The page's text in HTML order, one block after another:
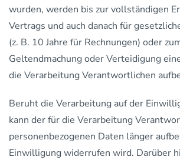
wurden, werden bis zur vollständigen
Vertrags und auch danach für
(z. B. 10 Jahre für Rechnungen) oder
Geltendmachung oder Verteidigung
die Verarbeitung Verantwortlichen
Beruht die Verarbeitung auf der
kann der für die Verarbeitung
personenbezogenen Daten länger
Einwilligung widerrufen wird. Darüber